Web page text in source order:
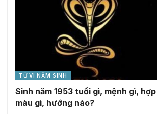
TỬ VI NĂM SINH
Sinh năm 1953 tuổi gì, mệnh gì, hợp
màu gì, hướng nào?